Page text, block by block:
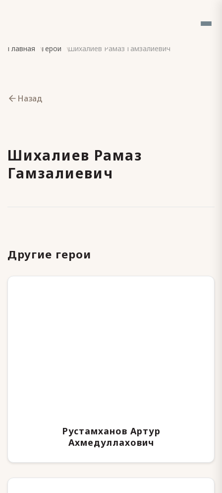
Главная Герои Шихалиев Рамаз Гамзалиевич
Назад
Шихалиев Рамаз
Гамзалиевич
Другие герои
Рустамханов Артур
Ахмедуллахович